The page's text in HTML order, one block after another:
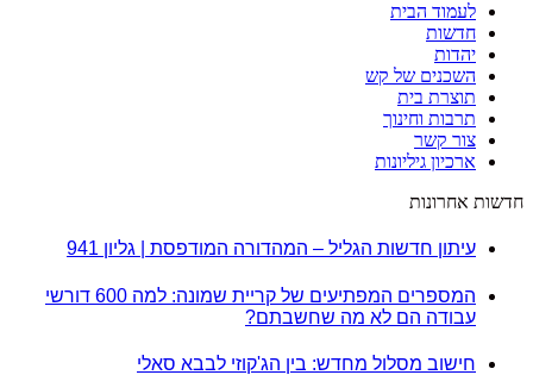
לעמוד הבית
חדשות
יהדות
השכנים של קש
תוצרת בית
תרבות וחינוך
צור קשר
ארכיון גיליונות
חדשות אחרונות
עיתון חדשות הגליל – המהדורה המודפסת | גליון 941
המספרים המפתיעים של קריית שמונה: למה 600 דורשי
עבודה הם לא מה שחשבתם?
חישוב מסלול מחדש: בין הג'קוזי לבבא סאלי